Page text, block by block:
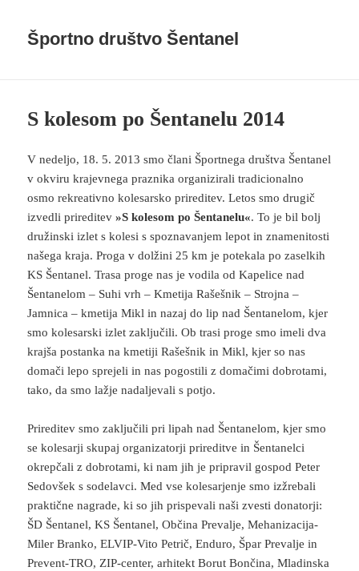
Športno društvo Šentanel
S kolesom po Šentanelu 2014
V nedeljo, 18. 5. 2013 smo člani Športnega društva Šentanel
v okviru krajevnega praznika organizirali tradicionalno
osmo rekreativno kolesarsko prireditev. Letos smo drugič
izvedli prireditev»S kolesom po Šentanelu«. To je bil bolj
družinski izlet s kolesi s spoznavanjem lepot in znamenitosti
našega kraja. Proga v dolžini 25 km je potekala po zaselkih
KS Šentanel. Trasa proge nas je vodila od Kapelice nad
Šentanelom – Suhi vrh – Kmetija Rašešnik – Strojna –
Jamnica – kmetija Mikl in nazaj do lip nad Šentanelom, kjer
smo kolesarski izlet zaključili. Ob trasi proge smo imeli dva
krajša postanka na kmetiji Rašešnik in Mikl, kjer so nas
domači lepo sprejeli in nas pogostili z domačimi dobrotami,
tako, da smo lažje nadaljevali s potjo.
Prireditev smo zaključili pri lipah nad Šentanelom, kjer smo
se kolesarji skupaj organizatorji prireditve in Šentanelci
okrepčali z dobrotami, ki nam jih je pripravil gospod Peter
Sedovšek s sodelavci. Med vse kolesarjenje smo izžrebali
praktične nagrade, ki so jih prispevali naši zvesti donatorji:
ŠD Šentanel, KS Šentanel, Občina Prevalje, Mehanizacija-
Miler Branko, ELVIP-Vito Petrič, Enduro, Špar Prevalje in
Prevent-TRO, ZIP-center, arhitekt Borut Bončina, Mladinska